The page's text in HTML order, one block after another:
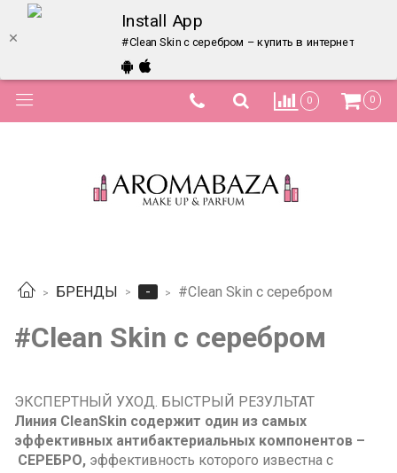
Install App
#Clean Skin с серебром – купить в интернет-
0 0
БРЕНДЫ - #Clean Skin с серебром
#Clean Skin с серебром
ЭКСПЕРТНЫЙ УХОД. БЫСТРЫЙ РЕЗУЛЬТАТ
Линия CleanSkin содержит один из самых
эффективных антибактериальных компонентов –
СЕРЕБРО, эффективность которого известна с